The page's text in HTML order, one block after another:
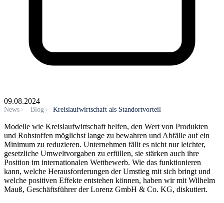
09.08.2024
News Blog Kreislaufwirtschaft als Standortvorteil
Modelle wie Kreislaufwirtschaft helfen, den Wert von Produkten
und Rohstoffen möglichst lange zu bewahren und Abfälle auf ein
Minimum zu reduzieren. Unternehmen fällt es nicht nur leichter,
gesetzliche Umweltvorgaben zu erfüllen, sie stärken auch ihre
Position im internationalen Wettbewerb. Wie das funktionieren
kann, welche Herausforderungen der Umstieg mit sich bringt und
welche positiven Effekte entstehen können, haben wir mit Wilhelm
Mauß, Geschäftsführer der Lorenz GmbH & Co. KG, diskutiert.